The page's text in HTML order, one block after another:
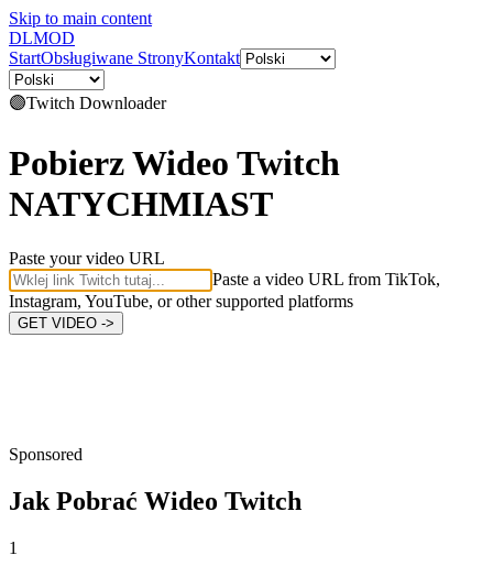
Skip to main content
DLMOD
StartObsługiwane StronyKontakt
🟣Twitch Downloader
Pobierz Wideo Twitch
NATYCHMIAST
Paste your video URL
Paste a video URL from TikTok,
Instagram, YouTube, or other supported platforms
GET VIDEO ->
Sponsored
Jak Pobrać Wideo Twitch
1